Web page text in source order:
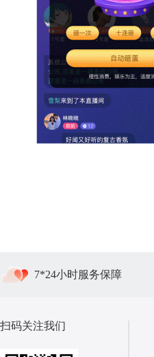
7*24小时服务保障
扫码关注我们